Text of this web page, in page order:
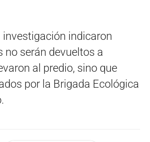
investigación indicaron
no serán devueltos a
al predio, sino que
por la Brigada Ecológica